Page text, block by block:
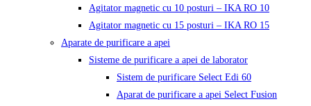
Agitator magnetic cu 10 posturi – IKA RO 10
Agitator magnetic cu 15 posturi – IKA RO 15
Aparate de purificare a apei
Sisteme de purificare a apei de laborator
Sistem de purificare Select Edi 60
Aparat de purificare a apei Select Fusion